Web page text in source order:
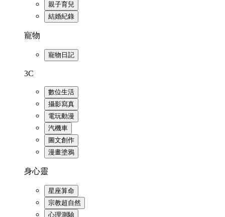
親子育兒
結婚紀錄
寵物
寵物日記
3C
數位生活
攝影寫真
電玩動漫
汽機車
圖文創作
漫畫塗鴉
身心靈
星座算命
宗教超自然
心理測驗